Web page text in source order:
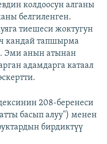
колдоосун алганы
белгиленген.
тиешеси жоктугун
кандай тапшырма
Эми анын атынан
адамдарга катаал
208-беренеси
басып алуу") менен
бирдиктүү